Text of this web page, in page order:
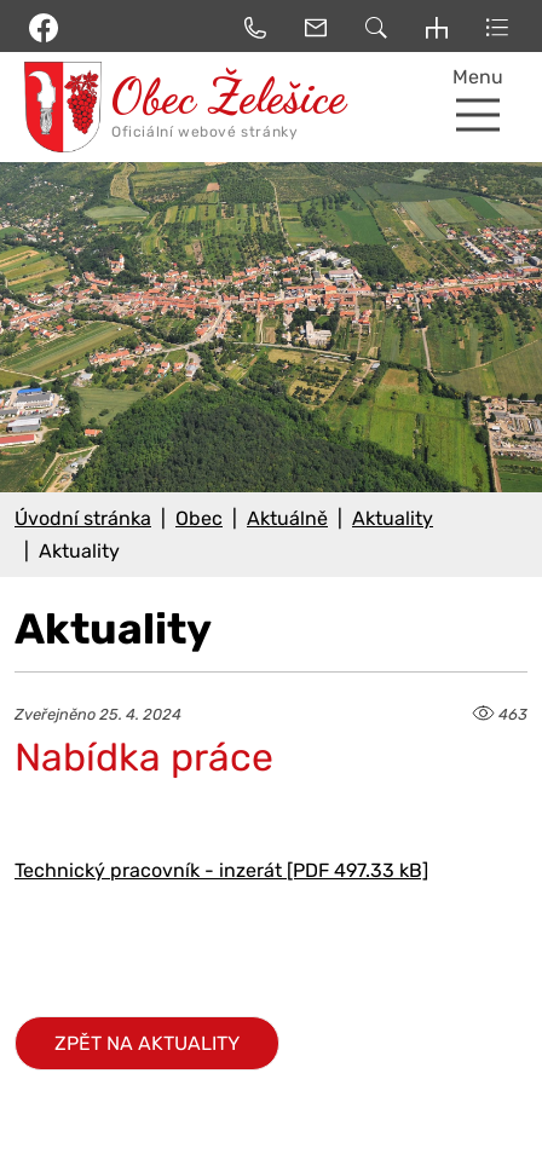
Menu
Úvodní stránka Obec Aktuálně
Aktuality
Aktuality
Aktuality
Zveřejněno 25. 4. 2024 463
Nabídka práce
Technický pracovník - inzerát [PDF 497.33 kB]
ZPĚT NA AKTUALITY